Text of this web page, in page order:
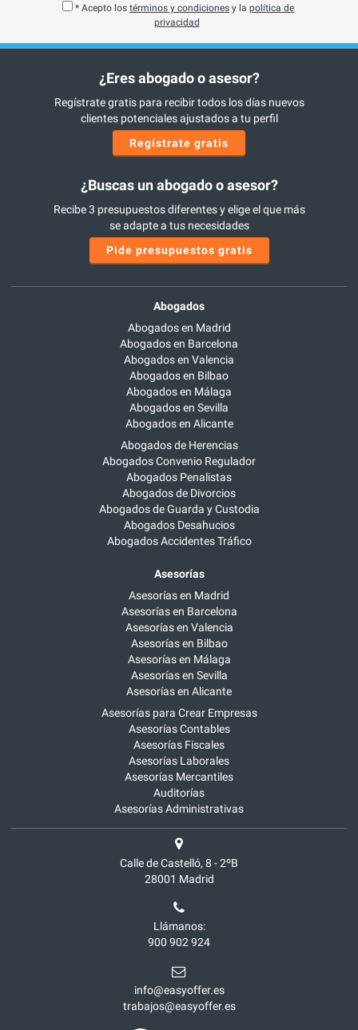
* Acepto los términos y condiciones y la política de
privacidad
¿Eres abogado o asesor?
Regístrate gratis para recibir todos los días nuevos
clientes potenciales ajustados a tu perfil
Regístrate gratis
¿Buscas un abogado o asesor?
Recibe 3 presupuestos diferentes y elige el que más
se adapte a tus necesidades
Pide presupuestos gratis
Abogados
Abogados en Madrid
Abogados en Barcelona
Abogados en Valencia
Abogados en Bilbao
Abogados en Málaga
Abogados en Sevilla
Abogados en Alicante
Abogados de Herencias
Abogados Convenio Regulador
Abogados Penalistas
Abogados de Divorcios
Abogados de Guarda y Custodia
Abogados Desahucios
Abogados Accidentes Tráfico
Asesorías
Asesorías en Madrid
Asesorías en Barcelona
Asesorías en Valencia
Asesorías en Bilbao
Asesorías en Málaga
Asesorías en Sevilla
Asesorías en Alicante
Asesorías para Crear Empresas
Asesorías Contables
Asesorías Fiscales
Asesorías Laborales
Asesorías Mercantiles
Auditorías
Asesorías Administrativas
Calle de Castelló, 8 - 2ºB
28001 Madrid
Llámanos:
900 902 924
info@easyoffer.es
trabajos@easyoffer.es